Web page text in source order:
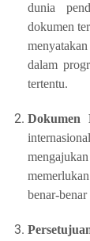
dunia
dokumen
dalam
tertentu.
Dokumen
benar-